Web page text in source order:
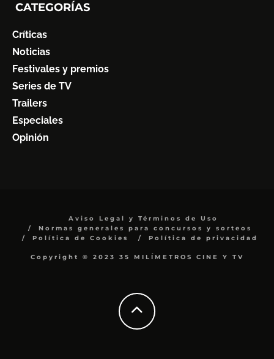
CATEGORÍAS
Críticas
Noticias
Festivales y premios
Series de TV
Trailers
Especiales
Opinión
Aviso Legal y Términos de Uso
Normas generales para concursos y sorteos
Política de Cookies
Política de privacidad
Copyright © 2023 35 MILÍMETROS CINE Y TV